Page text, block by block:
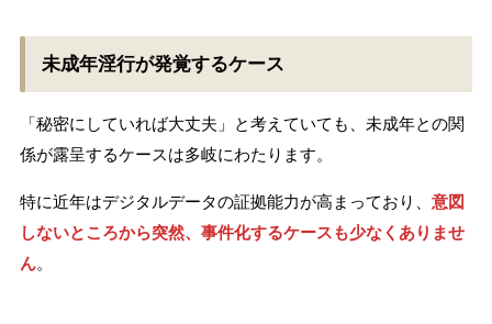
未成年淫行が発覚するケース
「秘密にしていれば大丈夫」と考えていても、未成年との関
係が露呈するケースは多岐にわたります。
特に近年はデジタルデータの証拠能力が高まっており、 意図
しないところから突然、事件化するケースも少なくありませ
ん。